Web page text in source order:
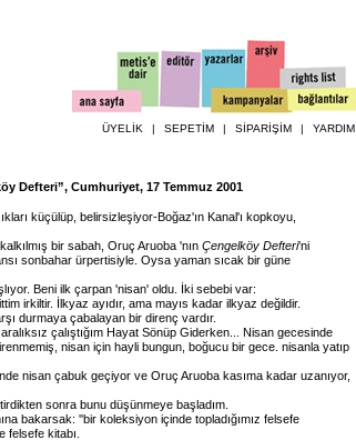
ÜYELİK | SEPETİM | SİPARİŞİM | YARDIM
Defteri”, Cumhuriyet, 17 Temmuz 2001
küçülüp, belirsizleşiyor-Boğaz'ın Kanal'ı kopkoyu,
bir sabah, Oruç Aruoba 'nın Çengelköy Defteri'ni
sonbahar ürpertisiyle. Oysa yaman sıcak bir güne
Beni ilk çarpan 'nisan' oldu. İki sebebi var:
irkiltir. İlkyaz ayıdır, ama mayıs kadar ilkyaz değildir.
durmaya çabalayan bir direnç vardır.
çalıştığım Hayat Sönüp Giderken... Nisan gecesinde
nisan için hayli bungun, boğucu bir gece. nisanla yatıp
nisan çabuk geçiyor ve Oruç Aruoba kasıma kadar uzanıyor,
sonra bunu düşünmeye başladım.
bakarsak: ''bir koleksiyon içinde topladığımız felsefe
felsefe kitabı.